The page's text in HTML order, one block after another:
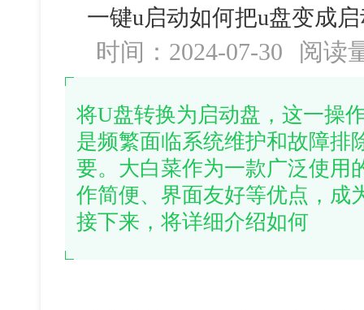
一键u启动如何把u盘变成
时间：2024-07-30 阅读
将U盘转换为启动盘，这一操
是频繁面临系统维护和故障排
要。大白菜作为一款广泛使用
作简便、界面友好等优点，成
接下来，将详细介绍如何